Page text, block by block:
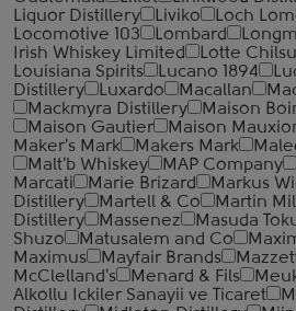
Liquor Distillery
Liviko
Loch
Locomotive 103
Lombard
Irish Whiskey Limited
Lotte
Louisiana Spirits
Lucano 1894
Distillery
Luxardo Macallan
Mackmyra Distillery
Maison
Maison Gautier
Maison
Maker's Mark
Makers Mark
Malt'b Whiskey
MAP Company
Marcati
Marie Brizard Markus
Distillery
Martell & Co Martin
Distillery
Massenez Masuda
Shuzo
Matusalem and Co
Maximus
Mayfair Brands
McClelland's
Menard & Fils
Alkollu Ickiler Sanayii ve Ticaret